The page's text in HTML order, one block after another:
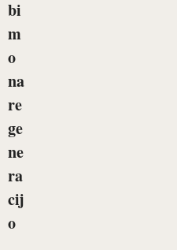
bi
m
o
na
re
ge
ne
ra
cij
o